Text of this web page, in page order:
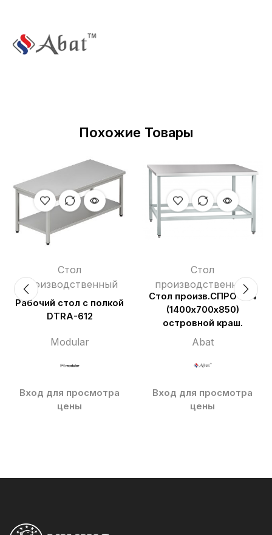
Похожие Товары
Стол
производственный
Рабочий стол с полкой
DTRA-612
Modular
Вход для просмотра
цены
Стол
производственный
Стол произв.СПРО-7-4
(1400х700х850)
островной краш.
Abat
Вход для просмотра
цены